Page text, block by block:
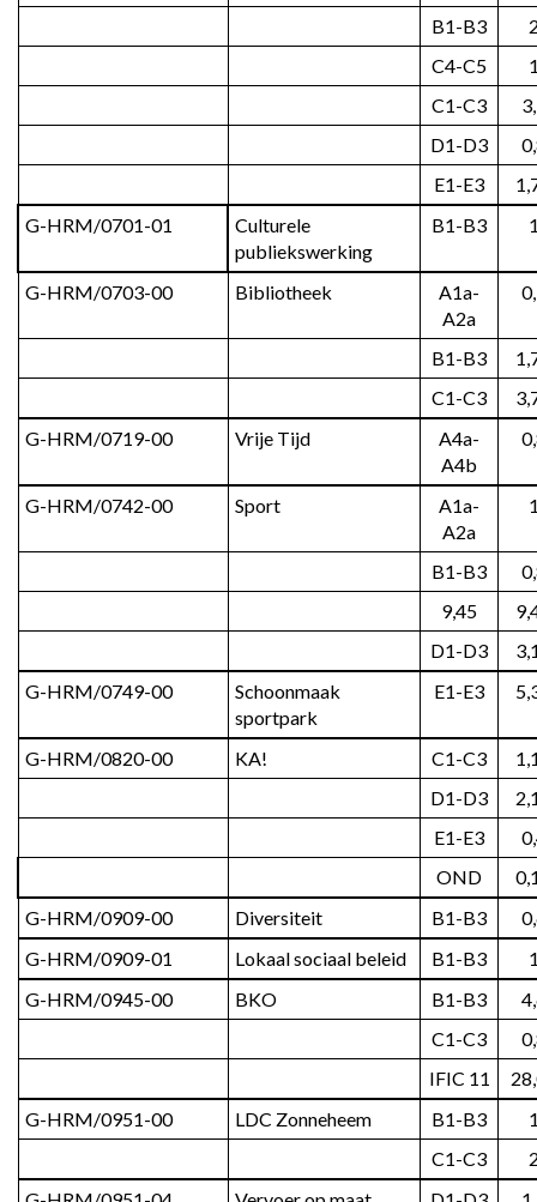
B1-B3
C4-C5
C1-C3
D1-D3
E1-E3
G-HRM/0701-01
Culturele
publiekswerking
B1-B3
G-HRM/0703-00 Bibliotheek
A1a-
A2a
B1-B3
C1-C3
G-HRM/0719-00
Vrije Tijd
A4a-
A4b
G-HRM/0742-00 Sport
A1a-
A2a
B1-B3
9,45
D1-D3
G-HRM/0749-00
Schoonmaak
sportpark
E1-E3
G-HRM/0820-00 KA! C1-C3
D1-D3
E1-E3
OND
G-HRM/0909-00
Diversiteit B1-B3
G-HRM/0909-01
Lokaal sociaal beleid B1-B3
G-HRM/0945-00
BKO B1-B3
C1-C3
IFIC 11
G-HRM/0951-00
LDC Zonneheem B1-B3
C1-C3